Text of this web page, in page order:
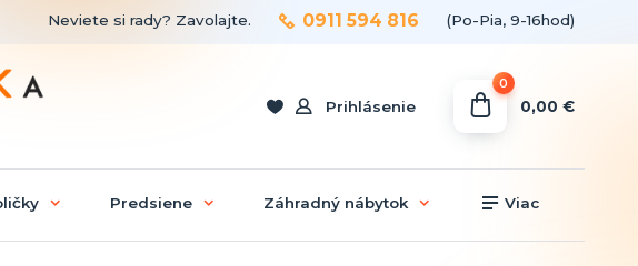
Prihlásenie
Neviete si rady? Zavolajte. 0911 594 816 (Po-Pia, 9-16hod)
0
0,00 €
Predsiene Záhradný nábytok Viac